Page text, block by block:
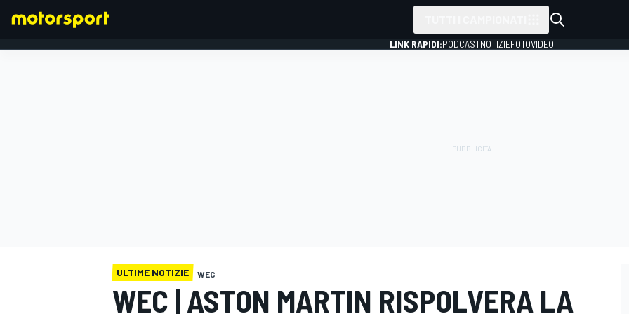
LINK RAPIDI:PODCASTNOTIZIEFOTOVIDEO
ULTIME NOTIZIE WEC
WEC | ASTON MARTIN RISPOLVERA LA